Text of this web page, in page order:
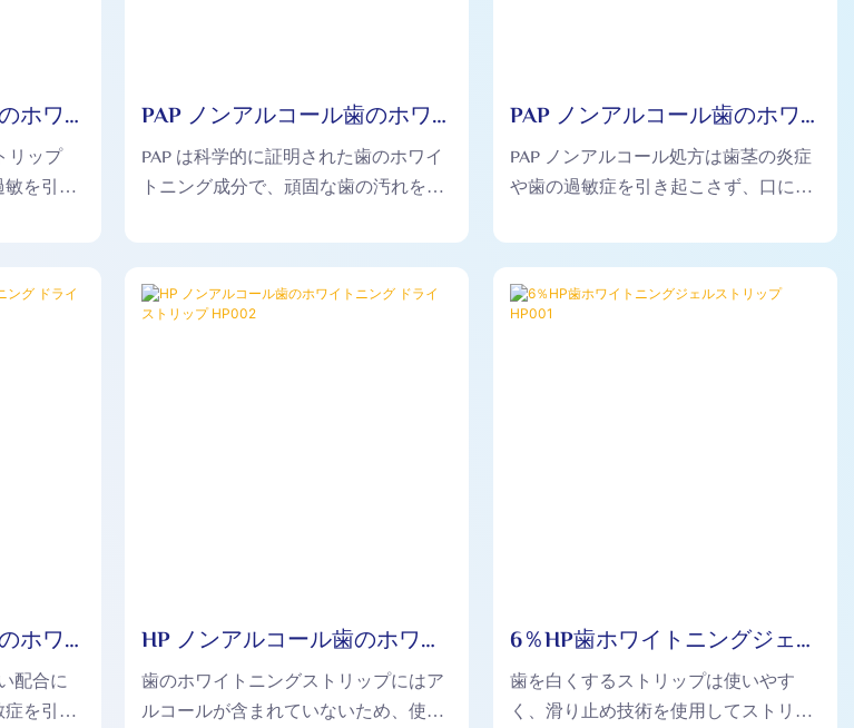
ホワ
ップ
リップ
敏を引き
PAP ノンアルコール歯のホワ
イトニング ドライ ストリップ
PAP004
PAP は科学的に証明された歯のホワイ
トニング成分で、頑固な歯の汚れを効
幅に改善します。
PAP ノンアルコール歯のホワ
イトニング ドライ ストリップ
PAP003
PAP ノンアルコール処方は歯茎の炎症
や歯の過敏症を引き起こさず、口に優
ホワ
ップ
配合に
症を引き
HP ノンアルコール歯のホワイ
トニング ドライ ストリップ
HP002
歯のホワイトニングストリップにはア
ルコールが含まれていないため、使用
6％HP歯ホワイトニングジェル
ストリップHP001
歯を白くするストリップは使いやす
く、滑り止め技術を使用してストリッ